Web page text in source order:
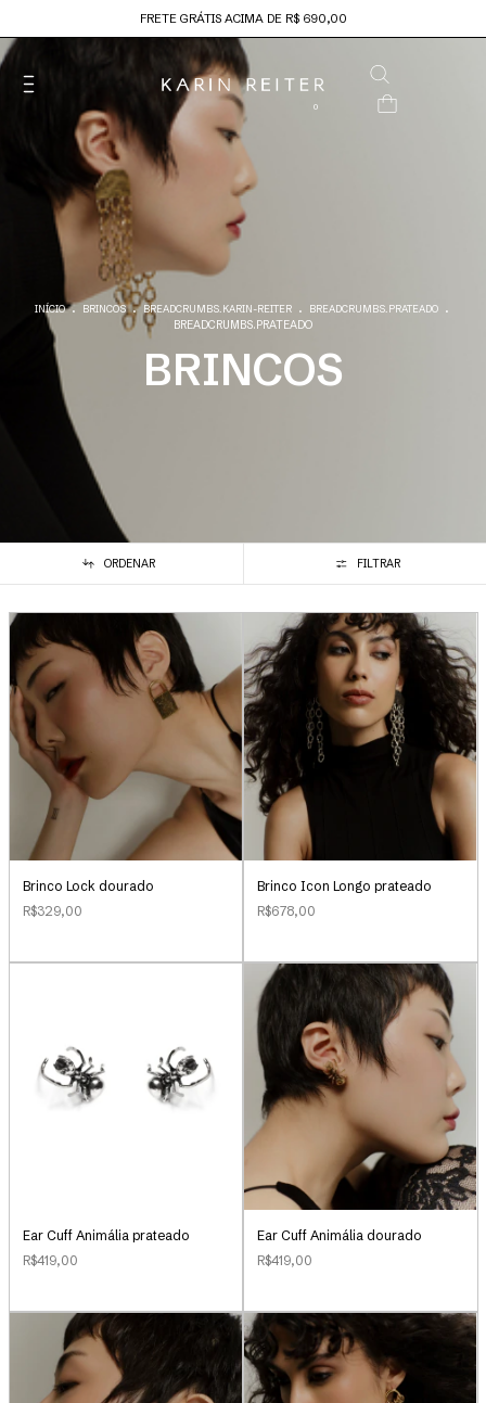
FRETE GRÁTIS ACIMA DE R$ 690,00
0
INÍCIO . BRINCOS . BREADCRUMBS.KARIN-REITER . BREADCRUMBS.PRATEADO .
BREADCRUMBS.PRATEADO
BRINCOS
ORDENAR FILTRAR
Brinco Lock dourado
R$329,00
Brinco Icon Longo prateado
R$678,00
Ear Cuff Animália prateado
R$419,00
Ear Cuff Animália dourado
R$419,00